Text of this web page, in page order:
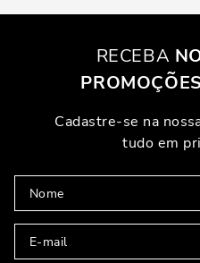
RECEBA
PROMOÇÕES
Cadastre-se na
tudo em